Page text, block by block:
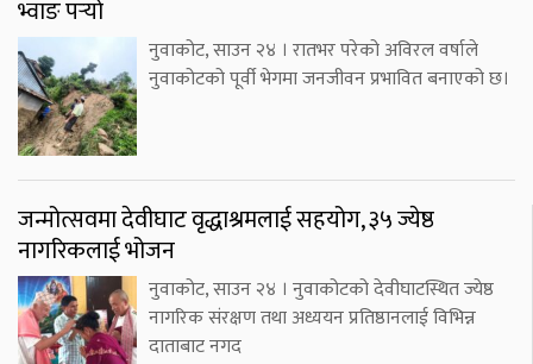
भ्वाङ पर्‍यो
नुवाकोट, साउन २४ । रातभर परेको अविरल वर्षाले
नुवाकोटको पूर्वी भेगमा जनजीवन प्रभावित बनाएको छ।
जन्मोत्सवमा देवीघाट वृद्धाश्रमलाई सहयोग, ३५ ज्येष्ठ
नागरिकलाई भोजन
नुवाकोट, साउन २४ । नुवाकोटको देवीघाटस्थित ज्येष्ठ
नागरिक संरक्षण तथा अध्ययन प्रतिष्ठानलाई विभिन्न
दाताबाट नगद